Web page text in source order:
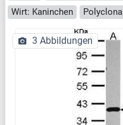
Wirt: Kaninchen
Polyclonal
3 Abbildungen